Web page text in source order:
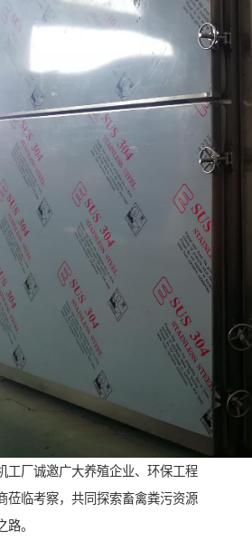
工厂诚邀广大养殖企业、环保工程
莅临考察，共同探索畜禽粪污资源
。